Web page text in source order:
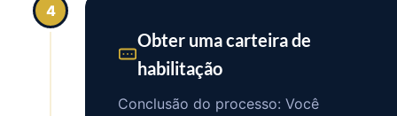
4
Obter uma carteira de
habilitação
Conclusão do processo: Você